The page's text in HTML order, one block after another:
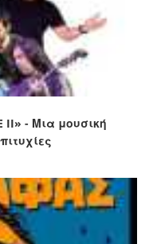
II» - Μια μουσική